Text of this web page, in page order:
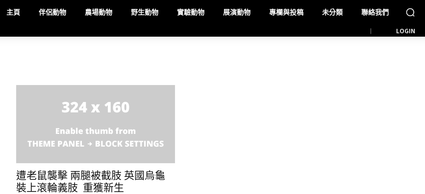
主頁 伴侶動物 農場動物 野生動物 實驗動物 展演動物 專欄與投稿 未分類 聯絡我們
LOGIN
遭老鼠襲擊 兩腿被截肢 英國烏龜
裝上滾輪義肢 重獲新生